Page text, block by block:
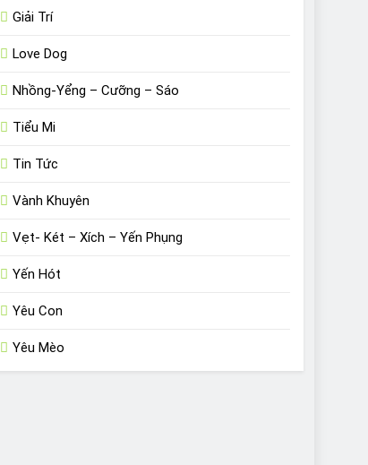
Giải Trí
Love Dog
Nhồng-Yểng – Cưỡng – Sáo
Tiểu Mi
Tin Tức
Vành Khuyên
Vẹt- Két – Xích – Yến Phụng
Yến Hót
Yêu Con
Yêu Mèo